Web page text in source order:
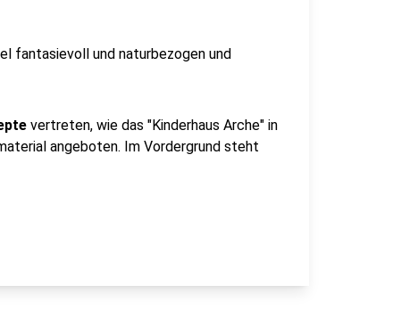
fantasievoll und naturbezogen und
vertreten, wie das "Kinderhaus Arche" in
angeboten. Im Vordergrund steht